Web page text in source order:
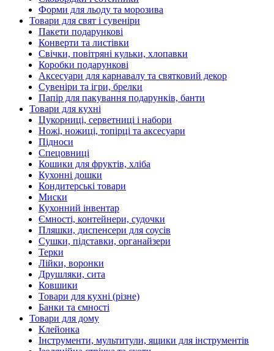
Форми для льоду та морозива
Товари для свят і сувеніри
Пакети подарункові
Конверти та листівки
Свічки, повітряні кульки, хлопавки
Коробки подарункові
Аксесуари для карнавалу та святковий декор
Сувеніри та ігри, брелки
Папір для пакування подарунків, банти
Товари для кухні
Цукорниці, серветниці і набори
Ножі, ножиці, топірці та аксесуари
Підноси
Спецовниці
Кошики для фруктів, хліба
Кухонні дошки
Кондитерські товари
Миски
Кухонний інвентар
Ємності, контейнери, судочки
Пляшки, диспенсери для соусів
Сушки, підставки, органайзери
Терки
Лійки, воронки
Друшляки, сита
Ковшики
Товари для кухні (різне)
Банки та ємності
Товари для дому
Клейонка
Інструменти, мультитули, ящики для інструментів